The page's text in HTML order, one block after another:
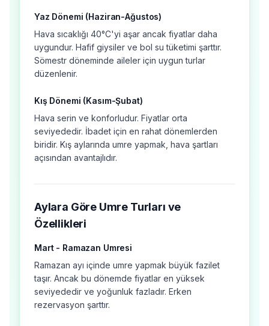
Yaz Dönemi (Haziran-Ağustos)
Hava sıcaklığı 40°C'yi aşar ancak fiyatlar daha
uygundur. Hafif giysiler ve bol su tüketimi şarttır.
Sömestr döneminde aileler için uygun turlar
düzenlenir.
Kış Dönemi (Kasım-Şubat)
Hava serin ve konforludur. Fiyatlar orta
seviyededir. İbadet için en rahat dönemlerden
biridir. Kış aylarında umre yapmak, hava şartları
açısından avantajlıdır.
Aylara Göre Umre Turları ve
Özellikleri
Mart - Ramazan Umresi
Ramazan ayı içinde umre yapmak büyük fazilet
taşır. Ancak bu dönemde fiyatlar en yüksek
seviyededir ve yoğunluk fazladır. Erken
rezervasyon şarttır.